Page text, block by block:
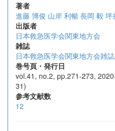
著者
進藤 博俊 山岸 利暢 長岡 毅 坪
出版者
日本救急医学会関東地方会
雑誌
日本救急医学会関東地方会雑誌
巻号頁・発行日
vol.41, no.2, pp.271-273,
31)
参考文献数
12